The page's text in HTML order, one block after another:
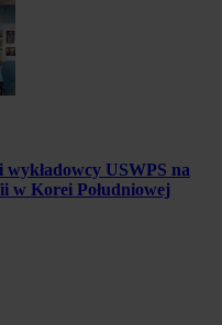
wykładowcy USWPS na
w Korei Południowej